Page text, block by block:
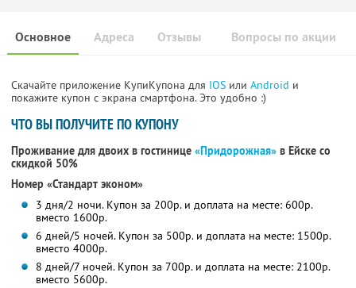
Основное Отзывы Вопросы по акции
Адреса
Скачайте приложение КупиКупона для IOS или Android и
покажите купон с экрана смартфона. Это удобно :)
ЧТО ВЫ ПОЛУЧИТЕ ПО КУПОНУ
Проживание для двоих в гостинице «Придорожная» в Ейске со
скидкой 50%
Номер «Стандарт эконом»
3 дня/2 ночи. Купон за 200р. и доплата на месте: 600р.
вместо 1600р.
6 дней/5 ночей. Купон за 500р. и доплата на месте: 1500р.
вместо 4000р.
8 дней/7 ночей. Купон за 700р. и доплата на месте: 2100р.
вместо 5600р.